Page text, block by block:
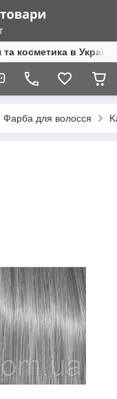
косметика в Україні
Фарба для волосся